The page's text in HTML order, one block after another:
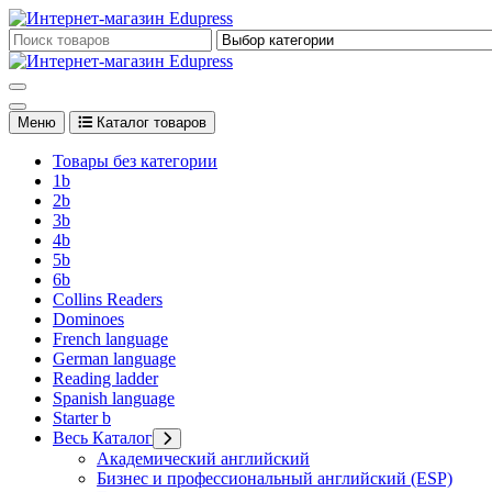
Перейти
к
содержимому
Edupress Uzbekistan, Edupress Узбекистан, книги, учебники на
Меню Каталог товаров
Товары без категории
1b
2b
3b
4b
5b
6b
Collins Readers
Dominoes
French language
German language
Reading ladder
Spanish language
Starter b
Весь Каталог
Академический английский
Бизнес и профессиональный английский (ESP)